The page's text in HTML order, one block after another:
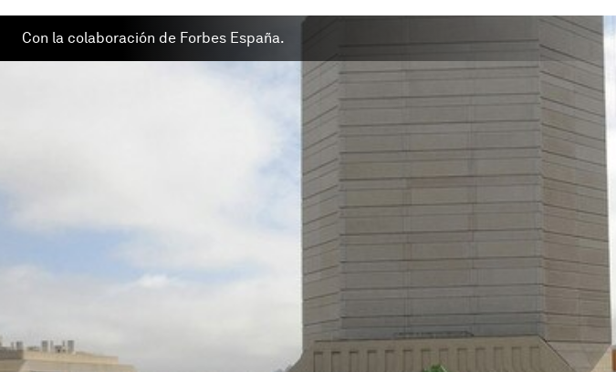
Con la colaboración de Forbes España.